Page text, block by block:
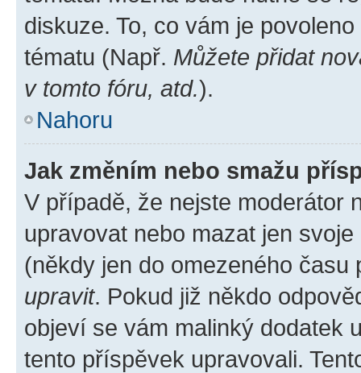
diskuze. To, co vám je
tématu (Např. Můžete přidat
v tomto fóru, atd.).
Nahoru
Jak změním nebo smažu
V případě, že nejste moderátor
upravovat nebo mazat jen
(někdy jen do omezeného
upravit. Pokud již někdo
objeví se vám malinký dodatek
tento příspěvek upravovali.